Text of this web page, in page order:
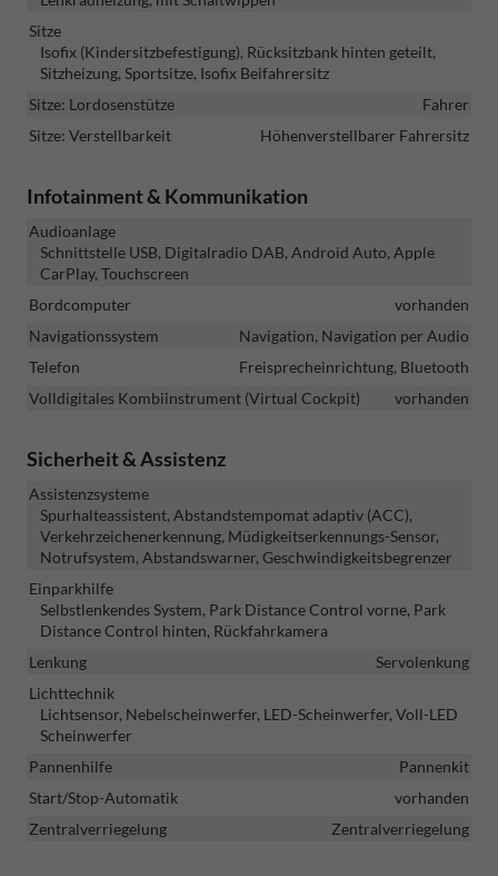
Sitze
Isofix (Kindersitzbefestigung), Rücksitzbank hinten geteilt,
Sitzheizung, Sportsitze, Isofix Beifahrersitz
Sitze: Lordosenstütze
Fahrer
Sitze: Verstellbarkeit
Höhenverstellbarer Fahrersitz
Infotainment & Kommunikation
Audioanlage
Schnittstelle USB, Digitalradio DAB, Android Auto, Apple
CarPlay, Touchscreen
Bordcomputer
vorhanden
Navigationssystem
Navigation, Navigation per Audio
Telefon
Freisprecheinrichtung, Bluetooth
Volldigitales Kombiinstrument (Virtual Cockpit)
vorhanden
Sicherheit & Assistenz
Assistenzsysteme
Spurhalteassistent, Abstandstempomat adaptiv (ACC),
Verkehrzeichenerkennung, Müdigkeitserkennungs-Sensor,
Notrufsystem, Abstandswarner, Geschwindigkeitsbegrenzer
Einparkhilfe
Selbstlenkendes System, Park Distance Control vorne, Park
Distance Control hinten, Rückfahrkamera
Lenkung
Servolenkung
Lichttechnik
Lichtsensor, Nebelscheinwerfer, LED-Scheinwerfer, Voll-LED
Scheinwerfer
Pannenhilfe
Pannenkit
Start/Stop-Automatik
vorhanden
Zentralverriegelung
Zentralverriegelung